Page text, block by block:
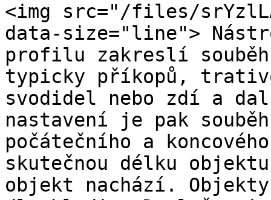
<img src="/files/
data-size="line">
profilu zakreslí
typicky příkopů,
svodidel nebo zdí a
nastavení je pak
počátečního a
skutečnou délku
objekt nachází.